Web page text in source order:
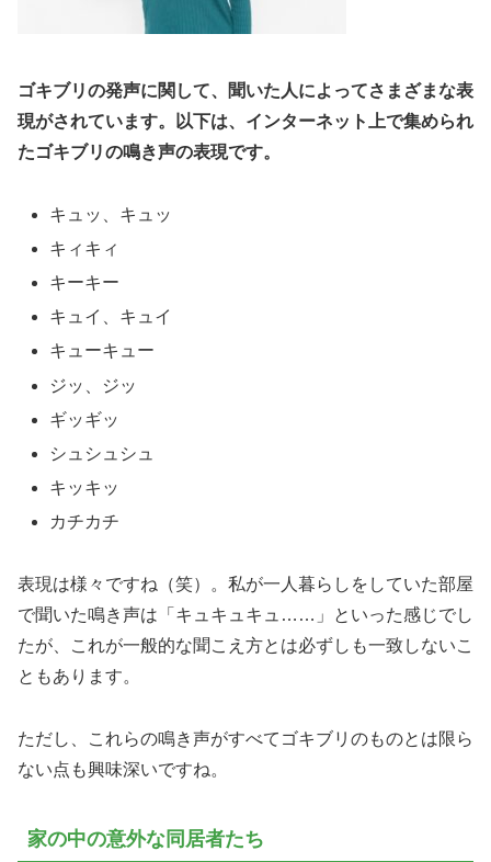
ゴキブリの発声に関して、聞いた人によってさまざまな表
現がされています。以下は、インターネット上で集められ
たゴキブリの鳴き声の表現です。
キュッ、キュッ
キィキィ
キーキー
キュイ、キュイ
キューキュー
ジッ、ジッ
ギッギッ
シュシュシュ
キッキッ
カチカチ
表現は様々ですね（笑）。私が一人暮らしをしていた部屋
で聞いた鳴き声は「キュキュキュ……」といった感じでし
たが、これが一般的な聞こえ方とは必ずしも一致しないこ
ともあります。
ただし、これらの鳴き声がすべてゴキブリのものとは限ら
ない点も興味深いですね。
家の中の意外な同居者たち